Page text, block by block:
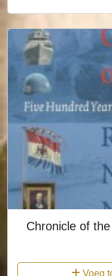
Chronicle of
Voeg